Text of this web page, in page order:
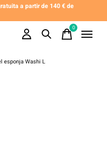
a partir de 140 € de
0items
esponja Washi L